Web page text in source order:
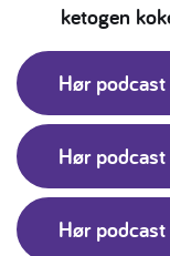
ketogen
Hør
Hør
Hør